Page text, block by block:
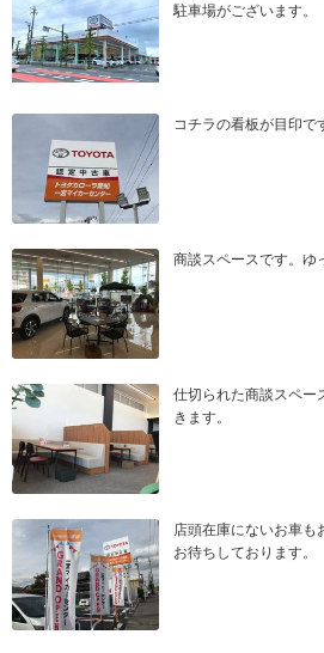
駐車場がございます。
コチラの看板が目印で
商談スペースです。ゆ
仕切られた商談スペー
きます。
店頭在庫にないお車も
お待ちしております。